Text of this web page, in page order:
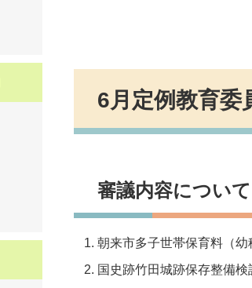
6月定例教育委
審議内容について
朝来市多子世帯保育料（
国史跡竹田城跡保存整備検